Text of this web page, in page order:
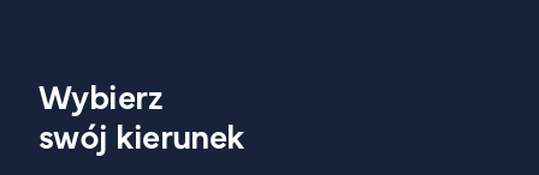
O PUW
O nas
Wybierz
swój kierunek